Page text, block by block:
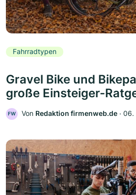
Fahrradtypen
Gravel Bike und
große Einsteiger-
FW Von Redaktion firmenweb.de ‧ 06.